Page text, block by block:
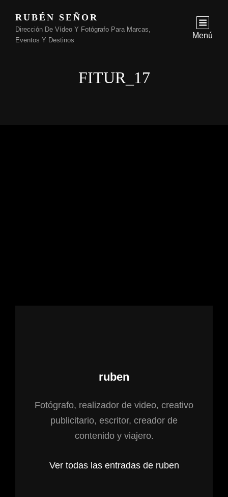
RUBÉN SEÑOR
Dirección De Vídeo Y Fotógrafo Para Marcas,
Eventos Y Destinos
Menú
FITUR_17
Autor:
ruben
Fotógrafo, realizador de video, creativo
publicitario, escritor, creador de
contenido y viajero.
Ver todas las entradas de ruben